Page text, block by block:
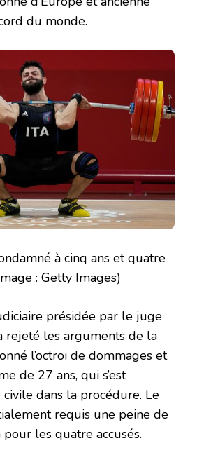
du monde.
à cinq ans et quatre
: Getty Images)
présidée par le juge
rejeté les arguments de la
l’octroi de dommages et
de 27 ans, qui s’est
dans la procédure. Le
requis une peine de
les quatre accusés.